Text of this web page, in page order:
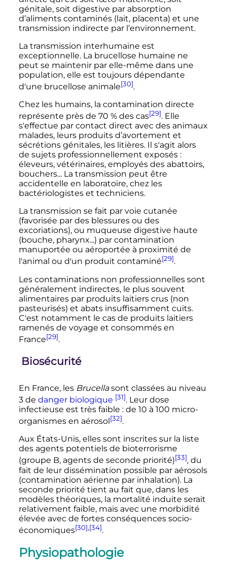
génitale, soit digestive par absorption
d’aliments contaminés (lait, placenta) et une
transmission indirecte par l’environnement.
La transmission interhumaine est
exceptionnelle. La brucellose humaine ne
peut se maintenir par elle-même dans une
population, elle est toujours dépendante
d'une brucellose animale[30].
Chez les humains, la contamination directe
représente près de 70 % des cas[29]. Elle
s'effectue par contact direct avec des animaux
malades, leurs produits d’avortement et
sécrétions génitales, les litières. Il s'agit alors
de sujets professionnellement exposés :
éleveurs, vétérinaires, employés des abattoirs,
bouchers... La transmission peut être
accidentelle en laboratoire, chez les
bactériologistes et techniciens.
La transmission se fait par voie cutanée
(favorisée par des blessures ou des
excoriations), ou muqueuse digestive haute
(bouche, pharynx...) par contamination
manuportée ou aéroportée à proximité de
l'animal ou d'un produit contaminé[29].
Les contaminations non professionnelles sont
généralement indirectes, le plus souvent
alimentaires par produits laitiers crus (non
pasteurisés) et abats insuffisamment cuits.
C'est notamment le cas de produits laitiers
ramenés de voyage et consommés en
France[29].
Biosécurité
En France, les Brucellasont classées au niveau
3 de danger biologique [31]. Leur dose
infectieuse est très faible : de 10 à 100 micro-
organismes en aérosol [32].
Aux États-Unis, elles sont inscrites sur la liste
des agents potentiels de bioterrorisme
(groupe B, agents de seconde priorité)[33], du
fait de leur dissémination possible par aérosols
(contamination aérienne par inhalation). La
seconde priorité tient au fait que, dans les
modèles théoriques, la mortalité induite serait
relativement faible, mais avec une morbidité
élevée avec de fortes conséquences socio-
économiques[30],[34].
Physiopathologie